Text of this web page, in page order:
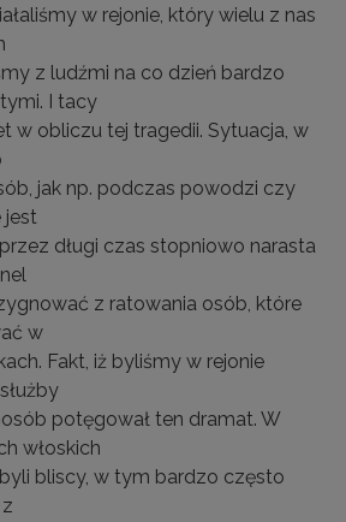
w rejonie, który wielu z nas
z ludźmi na co dzień bardzo
I tacy
w obliczu tej tragedii. Sytuacja, w
jak np. podczas powodzi czy
jest
długi czas stopniowo narasta
z ratowania osób, które
w
Fakt, iż byliśmy w rejonie
potęgował ten dramat. W
włoskich
bliscy, w tym bardzo często